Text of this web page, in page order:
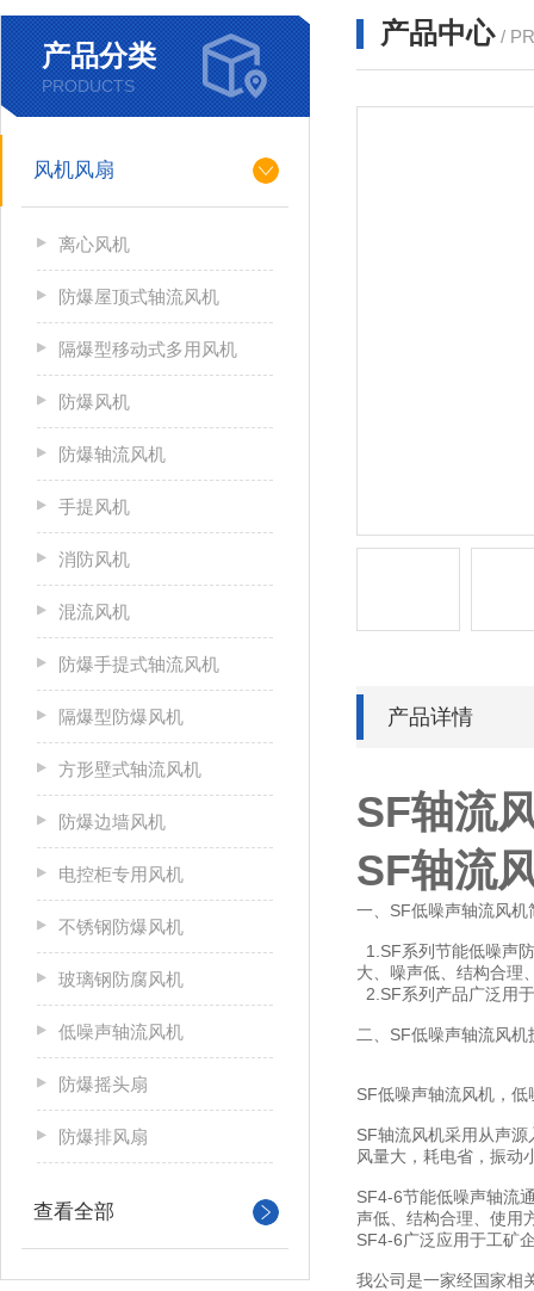
产品分类
PRODUCTS
风机风扇
离心风机
防爆屋顶式轴流风机
隔爆型移动式多用风机
防爆风机
防爆轴流风机
手提风机
消防风机
混流风机
防爆手提式轴流风机
隔爆型防爆风机
方形壁式轴流风机
防爆边墙风机
电控柜专用风机
不锈钢防爆风机
玻璃钢防腐风机
低噪声轴流风机
防爆摇头扇
防爆排风扇
查看全部
产品中心 /
产品详情
SF轴流
SF轴流
一、SF低噪声轴流风机
1.SF系列节能低噪声
大、噪声低、结构合理
2.SF系列产品广泛用
二、SF低噪声轴流风机
SF低噪声轴流风机，
SF轴流风机采用从声
风量大，耗电省，振动
SF4-6节能低噪声轴流
声低、结构合理、使用
SF4-6广泛应用于工矿
我公司是一家经国家相